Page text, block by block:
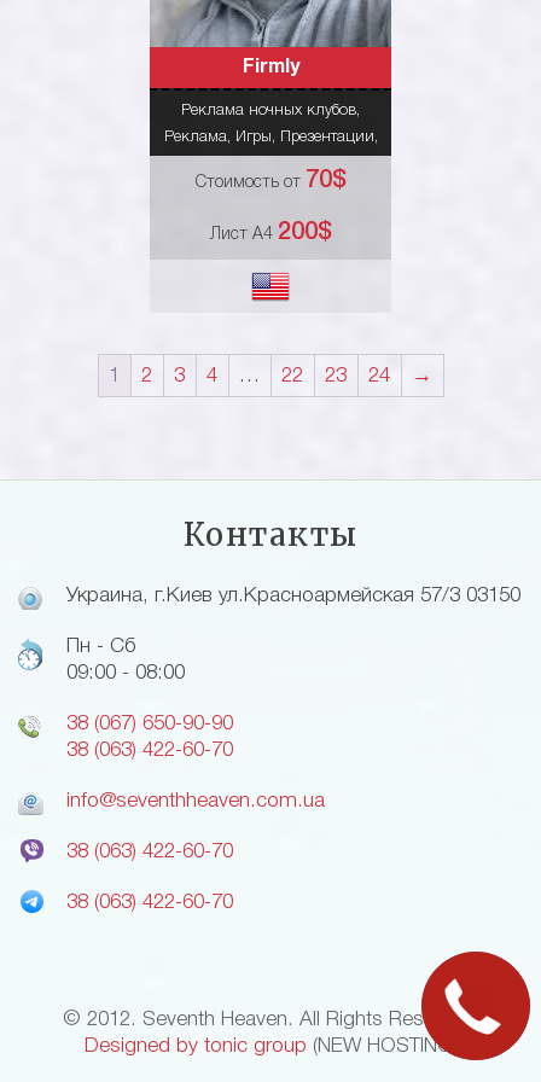
Нажмите чтобы
посмотреть подробнее
Firmly
Реклама ночных клубов,
Реклама, Игры, Презентации,
Стоимость от 70$
Лист А4 200$
1 2 3 4 … 22 23 24 →
Контакты
Украина, г.Киев ул.Красноармейская 57/3 03150
Пн - Сб
09:00 - 08:00
38 (067) 650-90-90
38 (063) 422-60-70
info@seventhheaven.com.ua
38 (063) 422-60-70
38 (063) 422-60-70
© 2012. Seventh Heaven. All Rights Reserved.
Designed by tonic group (NEW HOSTING)